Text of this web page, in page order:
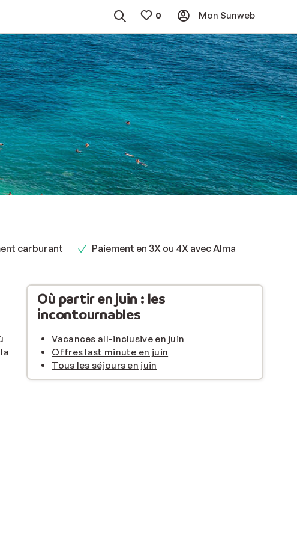
Mon Sunweb
carburant Paiement en 3X ou 4X avec Alma
Où partir en juin : les
incontournables
Vacances all-inclusive en juin
Offres last minute en juin
Tous les séjours en juin